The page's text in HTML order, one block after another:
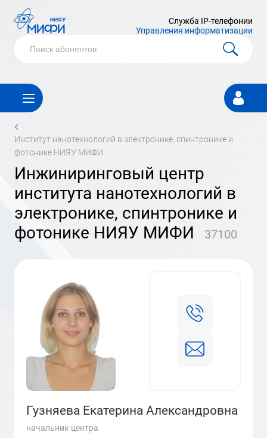
Служба IP-телефонии
Управления информатизации
Личный
кабинет
<
институт нанотехнологий в электронике, спинтронике и
фотонике НИЯУ МИФИ
инжиниринговый центр
института нанотехнологий в
электронике, спинтронике и
фотонике НИЯУ МИФИ
37100
Гузняева Екатерина Александровна
начальник центра